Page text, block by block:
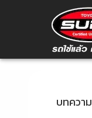
บทความ